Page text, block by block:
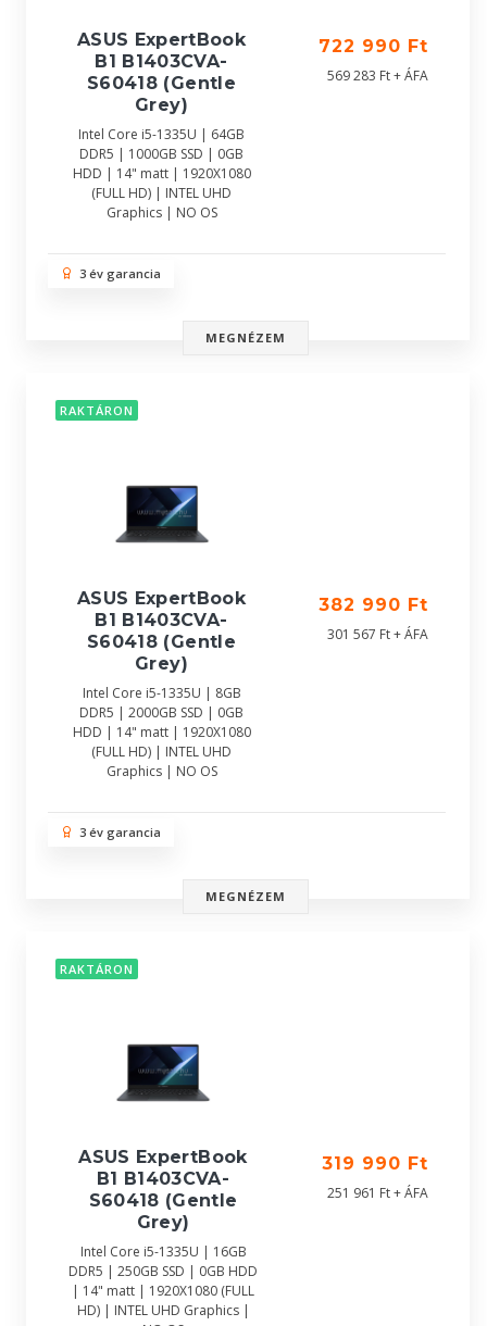
ASUS ExpertBook
B1 B1403CVA-
S60418 (Gentle
Grey)
Intel Core i5-1335U | 64GB
DDR5 | 1000GB SSD | 0GB
HDD | 14" matt | 1920X1080
(FULL HD) | INTEL UHD
Graphics | NO OS
722 990 Ft
569 283 Ft + ÁFA
3 év garancia
MEGNÉZEM
RAKTÁRON
ASUS ExpertBook
B1 B1403CVA-
S60418 (Gentle
Grey)
Intel Core i5-1335U | 8GB
DDR5 | 2000GB SSD | 0GB
HDD | 14" matt | 1920X1080
(FULL HD) | INTEL UHD
Graphics | NO OS
382 990 Ft
301 567 Ft + ÁFA
3 év garancia
MEGNÉZEM
RAKTÁRON
ASUS ExpertBook
B1 B1403CVA-
S60418 (Gentle
Grey)
Intel Core i5-1335U | 16GB
DDR5 | 250GB SSD | 0GB HDD
| 14" matt | 1920X1080 (FULL
HD) | INTEL UHD Graphics |
319 990 Ft
251 961 Ft + ÁFA